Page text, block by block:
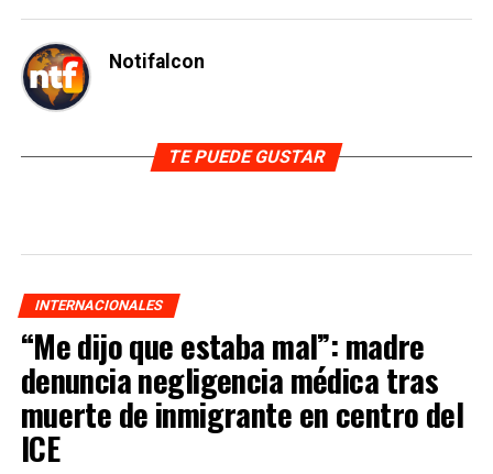
Notifalcon
TE PUEDE GUSTAR
INTERNACIONALES
“Me dijo que estaba mal”: madre
denuncia negligencia médica tras
muerte de inmigrante en centro del
ICE